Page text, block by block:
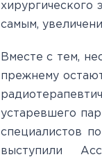
хирургического
самым,
Вместе с тем,
прежнему
устаревшего
специалистов
выступили